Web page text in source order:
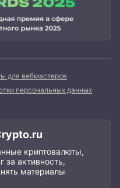
для вебмастеров
персональных данных
криптовалюты,
за активность,
материалы